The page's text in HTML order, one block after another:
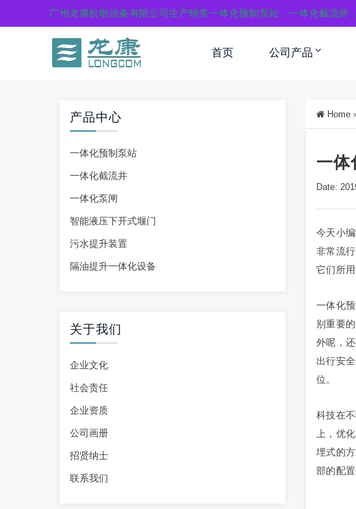
广州龙康机电设备有限公司生产销售一体化预制泵站，一体化截流井
首页 公司产品
产品中心
一体化预制泵站
一体化截流井
一体化泵闸
智能液压下开式堰门
污水提升装置
隔油提升一体化设备
关于我们
企业文化
社会责任
企业资质
公司画册
招贤纳士
联系我们
Home
一体
Date:
今天小
非常流
它们所
一体化
别重要
外呢，
出行安
位。
科技在
上，优
埋式的
部的配